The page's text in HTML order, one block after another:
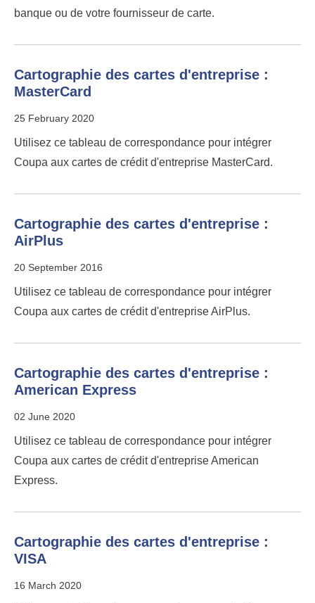
banque ou de votre fournisseur de carte.
Cartographie des cartes d'entreprise :
MasterCard
25 February 2020
Utilisez ce tableau de correspondance pour intégrer
Coupa aux cartes de crédit d'entreprise MasterCard.
Cartographie des cartes d'entreprise :
AirPlus
20 September 2016
Utilisez ce tableau de correspondance pour intégrer
Coupa aux cartes de crédit d'entreprise AirPlus.
Cartographie des cartes d'entreprise :
American Express
02 June 2020
Utilisez ce tableau de correspondance pour intégrer
Coupa aux cartes de crédit d'entreprise American
Express.
Cartographie des cartes d'entreprise :
VISA
16 March 2020